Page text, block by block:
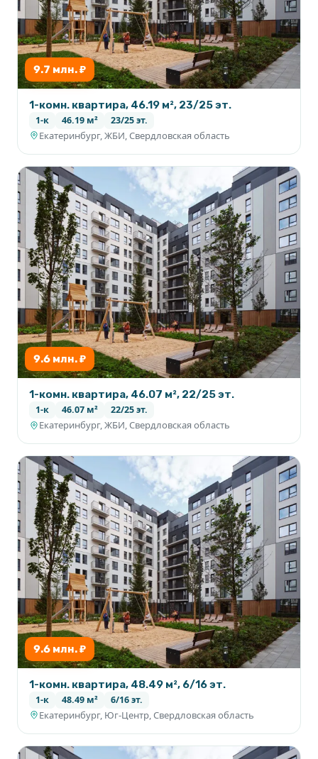
9.7 млн. ₽
1-комн. квартира, 46.19 м², 23/25 эт.
1-к 46.19 м² 23/25 эт.
Екатеринбург, ЖБИ, Свердловская область
9.6 млн. ₽
1-комн. квартира, 46.07 м², 22/25 эт.
1-к 46.07 м² 22/25 эт.
Екатеринбург, ЖБИ, Свердловская область
9.6 млн. ₽
1-комн. квартира, 48.49 м², 6/16 эт.
1-к 48.49 м² 6/16 эт.
Екатеринбург, Юг-Центр, Свердловская область